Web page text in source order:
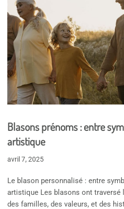
Blasons prénoms : entre
artistique
avril 7, 2025
Le blason personnalisé : entre
artistique Les blasons ont
des familles, des valeurs, et des